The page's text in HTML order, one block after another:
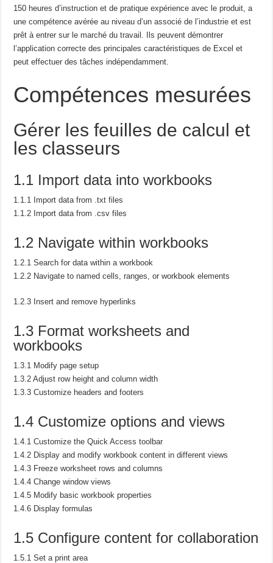
150 heures d’instruction et de pratique expérience avec le produit, a
une compétence avérée au niveau d’un associé de l’industrie et est
prêt à entrer sur le marché du travail.
Ils peuvent démontrer
l’application correcte des principales caractéristiques de Excel et
peut effectuer des tâches indépendamment.
Compétences mesurées
Gérer les feuilles de calcul et
les classeurs
1.1 Import data into workbooks
1.1.1 Import data from .txt files
1.1.2 Import data from .csv files
1.2 Navigate within workbooks
1.2.1 Search for data within a workbook
1.2.2 Navigate to named cells, ranges, or workbook elements
1.2.3 Insert and remove hyperlinks
1.3 Format worksheets and
workbooks
1.3.1 Modify page setup
1.3.2 Adjust row height and column width
1.3.3 Customize headers and footers
1.4 Customize options and views
1.4.1 Customize the Quick Access toolbar
1.4.2 Display and modify workbook content in different views
1.4.3 Freeze worksheet rows and columns
1.4.4 Change window views
1.4.5 Modify basic workbook properties
1.4.6 Display formulas
1.5 Configure content for collaboration
1.5.1 Set a print area